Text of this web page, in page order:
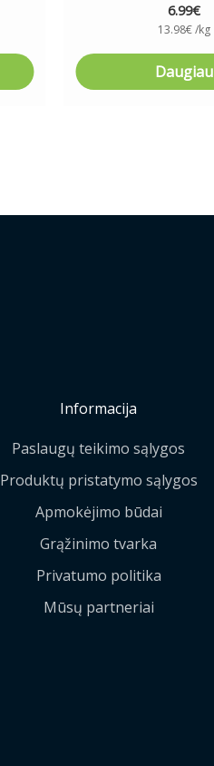
6.99€
13.98€/kg
Daugiau
Informacija
Paslaugų teikimo sąlygos
Produktų pristatymo sąlygos
Apmokėjimo būdai
Grąžinimo tvarka
Privatumo politika
Mūsų partneriai